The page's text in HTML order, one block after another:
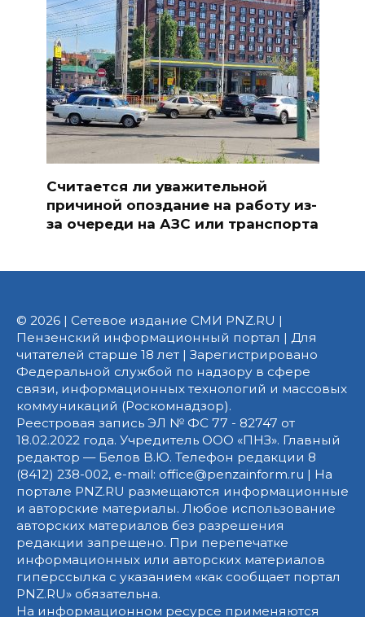
Считается ли уважительной
причиной опоздание на работу из-
за очереди на АЗС или транспорта
© 2026 | Сетевое издание СМИ PNZ.RU |
Пензенский информационный портал | Для
читателей старше 18 лет | Зарегистрировано
Федеральной службой по надзору в сфере
связи, информационных технологий и массовых
коммуникаций (Роскомнадзор).
Реестровая запись ЭЛ № ФС 77 - 82747 от
18.02.2022 года. Учредитель ООО «ПНЗ». Главный
редактор — Белов В.Ю. Телефон редакции 8
(8412) 238-002, e-mail: office@penzainform.ru | На
портале PNZ.RU размещаются информационные
и авторские материалы. Любое использование
авторских материалов без разрешения
редакции запрещено. При перепечатке
информационных или авторских материалов
гиперссылка с указанием «как сообщает портал
PNZ.RU» обязательна.
На информационном ресурсе применяются